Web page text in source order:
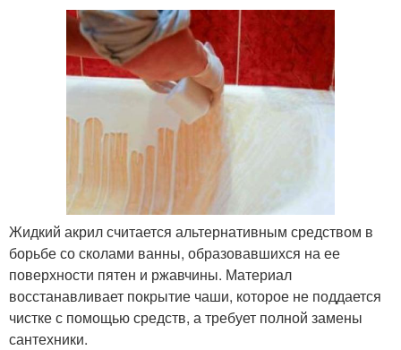
Жидкий акрил считается альтернативным средством в
борьбе со сколами ванны, образовавшихся на ее
поверхности пятен и ржавчины. Материал
восстанавливает покрытие чаши, которое не поддается
чистке с помощью средств, а требует полной замены
сантехники.